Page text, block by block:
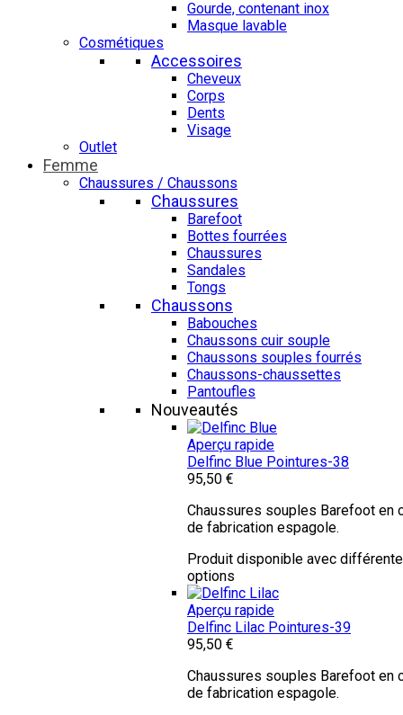
Gourde, contenant inox
Masque lavable
Cosmétiques
Accessoires
Cheveux
Corps
Dents
Visage
Outlet
Femme
Chaussures / Chaussons
Chaussures
Barefoot
Bottes fourrées
Chaussures
Sandales
Tongs
Chaussons
Babouches
Chaussons cuir souple
Chaussons souples fourrés
Chaussons-chaussettes
Pantoufles
Nouveautés
Aperçu rapide
Delfinc Blue Pointures-38
95,50 €
Chaussures souples Barefoot en
de fabrication espagole.
Produit disponible avec
options
Aperçu rapide
Delfinc Lilac Pointures-39
95,50 €
Chaussures souples Barefoot en
de fabrication espagole.